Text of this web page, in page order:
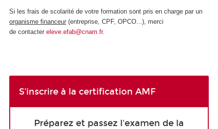
Si les frais de scolarité de votre formation sont pris en charge par un
organisme financeur (entreprise, CPF, OPCO...), merci
de contacter eleve.efab@cnam.fr.
S'inscrire à la certification AMF
Préparez et passez l'examen de la